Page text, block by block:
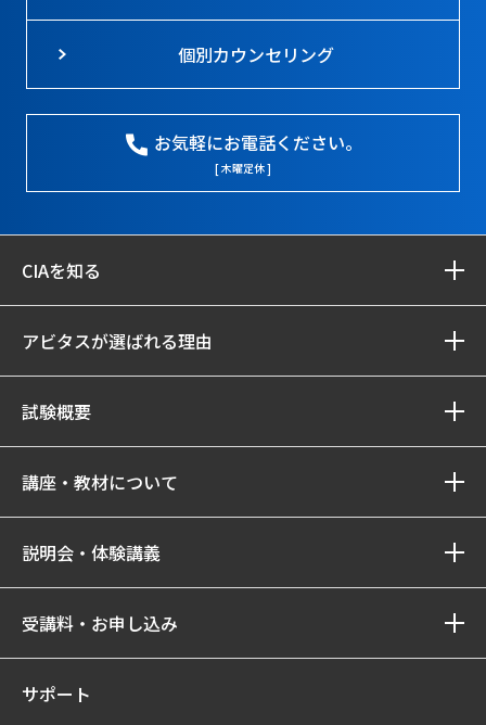
個別カウンセリング
お気軽にお電話ください。
[ 木曜定休 ]
CIAを知る
アビタスが選ばれる理由
試験概要
講座・教材について
説明会・体験講義
受講料・お申し込み
サポート